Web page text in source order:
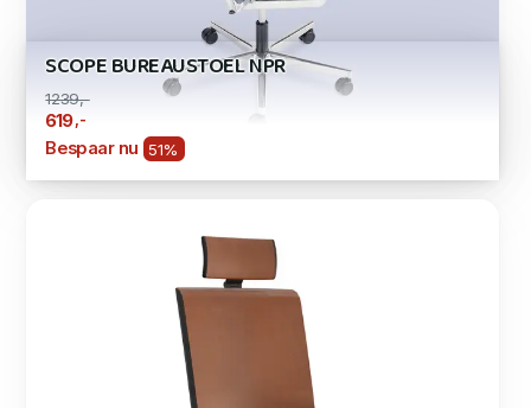
SCOPE BUREAUSTOEL NPR
1239,-
619,-
Bespaar nu 51%